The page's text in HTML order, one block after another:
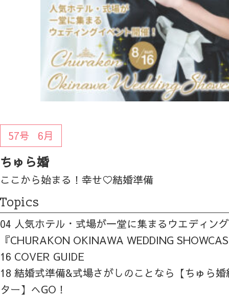
57号 6月
ちゅら婚
ここから始まる！幸せ♡結婚準備
Topics
04 人気ホテル・式場が一堂に集まるウエディン
『CHURAKON OKINAWA WEDDING
16 COVER GUIDE
18 結婚式準備&式場さがしのことなら【ちゅら
ター】へGO！